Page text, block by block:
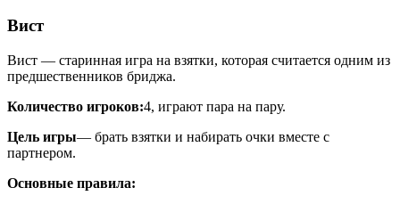
Вист
Вист — старинная игра на взятки, которая считается одним из
предшественников бриджа.
Количество игроков:4, играют пара на пару.
Цель игры— брать взятки и набирать очки вместе с
партнером.
Основные правила: